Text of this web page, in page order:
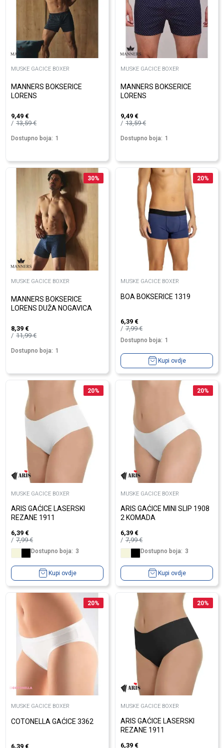
MUSKE GACICE BOXER
MANNERS BOKSERICE
LORENS
9,49 €
13,59€
Dostupno boja: 1
MUSKE GACICE BOXER
MANNERS BOKSERICE
LORENS
9,49 €
13,59€
Dostupno boja: 1
30%
MUSKE GACICE BOXER
MANNERS BOKSERICE
LORENS DUŽA NOGAVICA
8,39 €
11,99€
Dostupno boja: 1
20%
MUSKE GACICE BOXER
BOA BOKSERICE 1319
6,39 €
7,99€
Dostupno boja: 1
Kupi ovdje
20%
MUSKE GACICE BOXER
ARIS GAĆICE LASERSKI
REZANE 1911
6,39 €
7,99€
Dostupno boja: 3
Kupi ovdje
20%
MUSKE GACICE BOXER
ARIS GAĆICE MINI SLIP 1908
2 KOMADA
6,39 €
7,99€
Dostupno boja: 3
Kupi ovdje
20%
MUSKE GACICE BOXER
COTONELLA GAĆICE 3362
6,39 €
20%
MUSKE GACICE BOXER
ARIS GAĆICE LASERSKI
REZANE 1911
6,39 €